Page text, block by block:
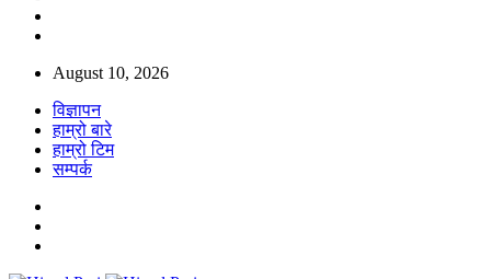
August 10, 2026
विज्ञापन
हाम्रो बारे
हाम्रो टिम
सम्पर्क